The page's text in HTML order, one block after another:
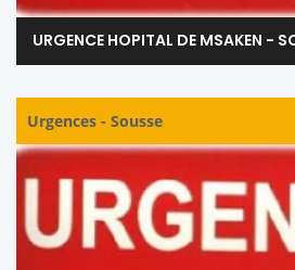
URGENCE HOPITAL DE MSAKEN -
Urgences - Sousse